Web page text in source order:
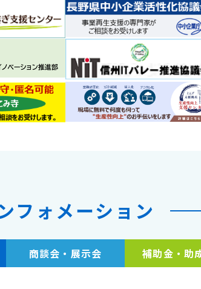
フォメーション
商談会・展示会 補助金・助